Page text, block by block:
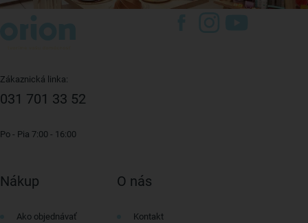
Zákaznická linka:
031 701 33 52
Po - Pia 7:00 - 16:00
Nákup
Ako objednávať
O nás
Kontakt